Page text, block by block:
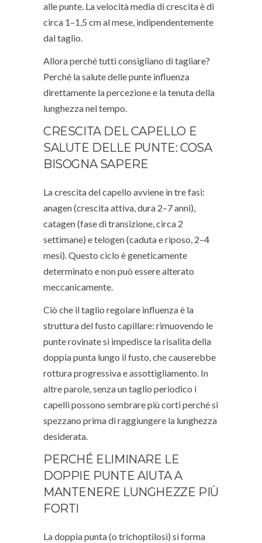
alle punte. La velocità media di crescita è di
circa 1–1,5 cm al mese, indipendentemente
dal taglio.
Allora perché tutti consigliano di tagliare?
Perché la salute delle punte influenza
direttamente la percezione e la tenuta della
lunghezza nel tempo.
CRESCITA DEL CAPELLO E
SALUTE DELLE PUNTE: COSA
BISOGNA SAPERE
La crescita del capello avviene in tre fasi:
anagen (crescita attiva, dura 2–7 anni),
catagen (fase di transizione, circa 2
settimane) e telogen (caduta e riposo, 2–4
mesi). Questo ciclo è geneticamente
determinato e non può essere alterato
meccanicamente.
Ciò che il taglio regolare influenza è la
struttura del fusto capillare: rimuovendo le
punte rovinate si impedisce la risalita della
doppia punta lungo il fusto, che causerebbe
rottura progressiva e assottigliamento. In
altre parole, senza un taglio periodico i
capelli possono sembrare più corti perché si
spezzano prima di raggiungere la lunghezza
desiderata.
PERCHÉ ELIMINARE LE
DOPPIE PUNTE AIUTA A
MANTENERE LUNGHEZZE PIÙ
FORTI
La doppia punta (o trichoptilosi) si forma